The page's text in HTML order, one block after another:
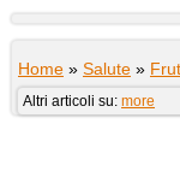
Home » Salute »
Altri articoli su: more